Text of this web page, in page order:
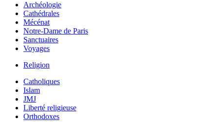
Archéologie
Cathédrales
Mécénat
Notre-Dame de Paris
Sanctuaires
Voyages
Religion
Catholiques
Islam
JMJ
Liberté religieuse
Orthodoxes